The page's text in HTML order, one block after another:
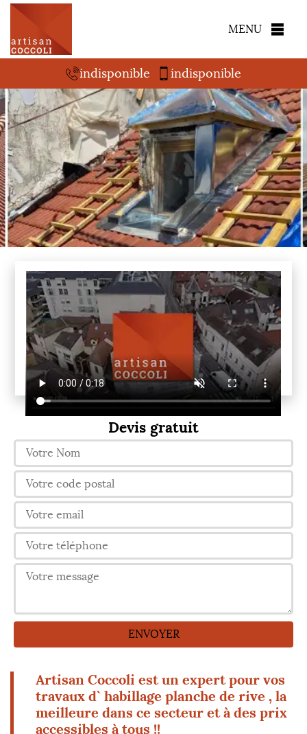
MENU
indisponible indisponible
Devis gratuit
Artisan Coccoli est un expert pour vos
travaux d` habillage planche de rive , la
meilleure dans ce secteur et à des prix
accessibles à tous !!